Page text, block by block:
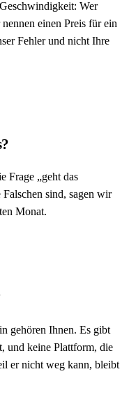
Wer
einen Preis für ein
Fehler und nicht Ihre
Frage „geht das
sind, sagen wir
Monat.
gehören Ihnen. Es gibt
und keine Plattform, die
er nicht weg kann, bleibt